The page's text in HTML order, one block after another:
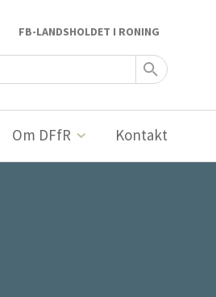
FB-LANDSHOLDET I RONING
Om DFfR Kontakt